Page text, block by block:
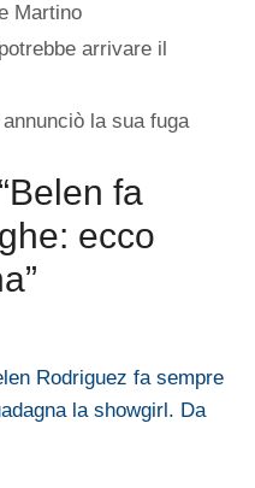
Martino
arrivare il
la sua fuga
fa
ecco
Rodriguez fa sempre
la showgirl. Da